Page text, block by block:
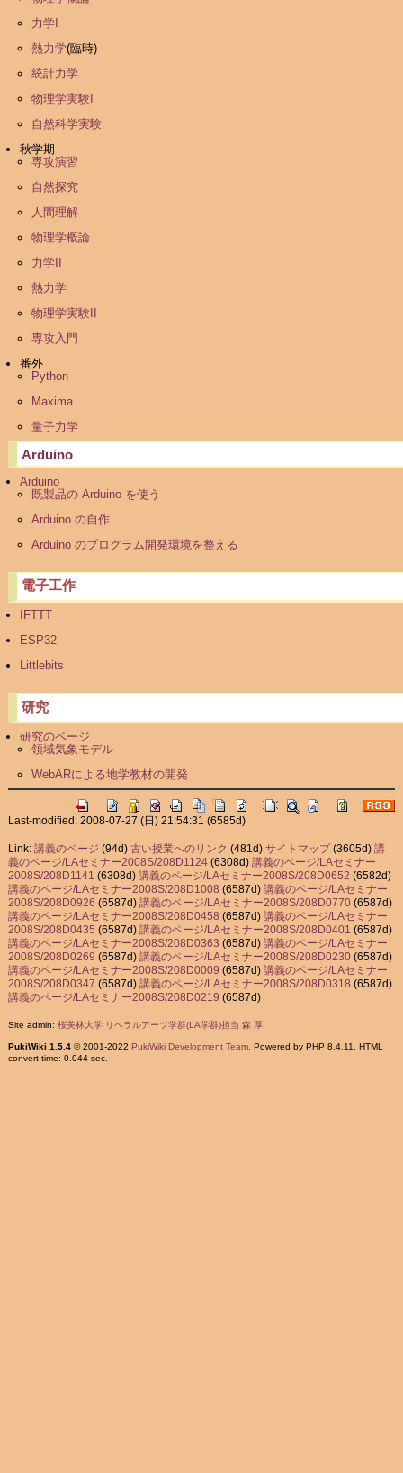
力学I
熱力学(臨時)
統計力学
物理学実験I
自然科学実験
秋学期
専攻演習
自然探究
人間理解
物理学概論
力学II
熱力学
物理学実験II
専攻入門
番外
Python
Maxima
量子力学
Arduino
Arduino
既製品の Arduino を使う
Arduino の自作
Arduino のプログラム開発環境を整える
電子工作
IFTTT
ESP32
Littlebits
研究
研究のページ
領域気象モデル
WebARによる地学教材の開発
Last-modified: 2008-07-27 (日) 21:54:31 (6585d)
Link: 講義のページ (94d) 古い授業へのリンク (481d) サイトマップ(3605d) 講
義のページ/LAセミナー2008S/208D1124(6308d) 講義のページ/LAセミナー
2008S/208D1141 (6308d) 講義のページ/LAセミナー2008S/208D0652 (6582d)
講義のページ/LAセミナー2008S/208D1008 (6587d) 講義のページ/LAセミナー
2008S/208D0926 (6587d) 講義のページ/LAセミナー2008S/208D0770(6587d)
講義のページ/LAセミナー2008S/208D0458 (6587d) 講義のページ/LAセミナー
2008S/208D0435 (6587d) 講義のページ/LAセミナー2008S/208D0401 (6587d)
講義のページ/LAセミナー2008S/208D0363 (6587d) 講義のページ/LAセミナー
2008S/208D0269 (6587d) 講義のページ/LAセミナー2008S/208D0230(6587d)
講義のページ/LAセミナー2008S/208D0009 (6587d) 講義のページ/LAセミナー
2008S/208D0347 (6587d) 講義のページ/LAセミナー2008S/208D0318 (6587d)
講義のページ/LAセミナー2008S/208D0219 (6587d)
Site admin: 桜美林大学 リベラルアーツ学群(LA学群)担当 森 厚
PukiWiki 1.5.4© 2001-2022 PukiWiki Development Team. Powered by PHP 8.4.11. HTML
convert time: 0.044 sec.